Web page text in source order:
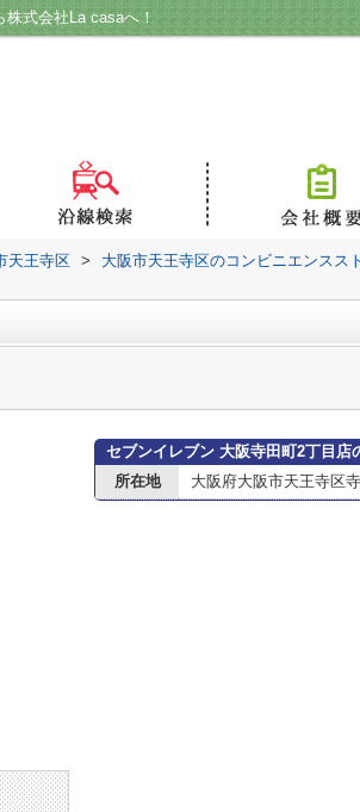
式会社La casaへ！
天王寺区 > 大阪市天王寺区のコンビニエンスス
セブンイレブン 大阪寺田町2丁目店
所在地
大阪府大阪市天王寺区